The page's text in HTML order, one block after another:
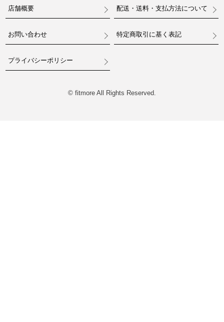
店舗概要 配送・送料・支払方法について
お問い合わせ 特定商取引に基く表記
プライバシーポリシー
© fitmore All Rights Reserved.